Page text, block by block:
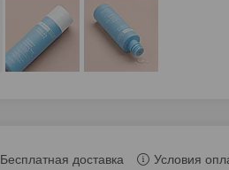
Бесплатная доставка Условия